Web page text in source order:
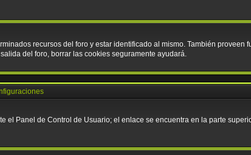
recursos del foro y estar identificado al mismo. También proveen
del foro, borrar las cookies seguramente ayudará.
Panel de Control de Usuario; el enlace se encuentra en la parte